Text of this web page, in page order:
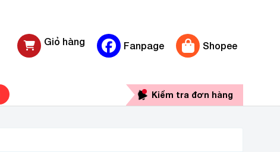
Giỏ hàng Fanpage Shopee
Kiểm tra đơn hàng